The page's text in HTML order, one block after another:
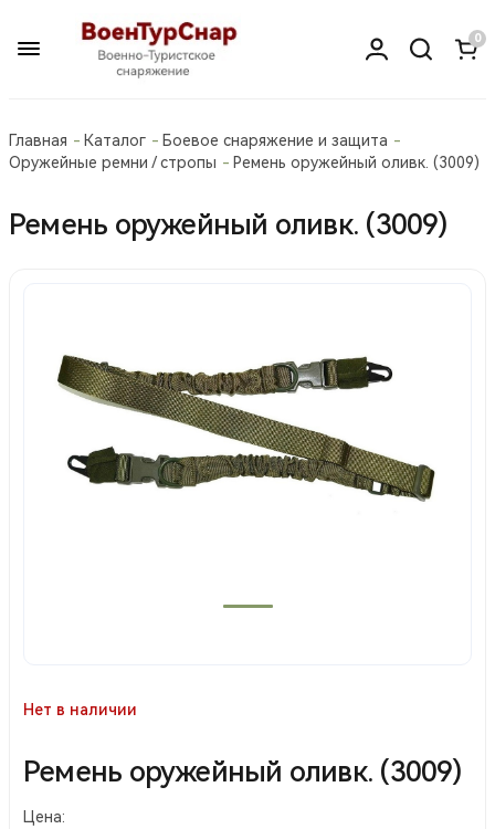
0
Главная Каталог
Боевое снаряжение и защита
Оружейные ремни / стропы
Ремень оружейный оливк. (3009)
Ремень оружейный оливк. (3009)
Нет в наличии
Ремень оружейный оливк. (3009)
Цена: